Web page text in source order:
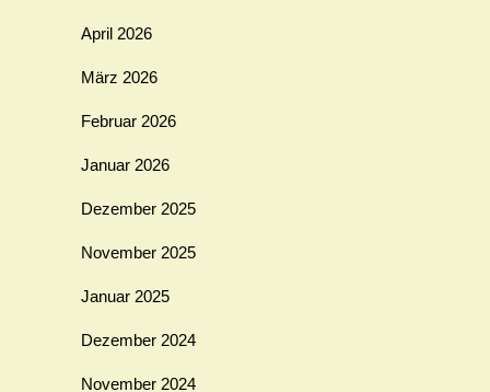
April 2026
März 2026
Februar 2026
Januar 2026
Dezember 2025
November 2025
Januar 2025
Dezember 2024
November 2024